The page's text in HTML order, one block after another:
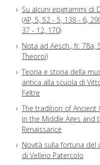
Su alcuni epigrammi di
(AP, 5, 52 - 5, 138 - 6,
37 - 12, 170)
Nota ad Aesch., fr. 78a,
Theoroi)
Teoria e storia della
antica alla scuola di
Feltre
The tradition of Ancient
in the Middle Ages and
Renaissance
Novità sulla fortuna del
di Velleio Patercolo